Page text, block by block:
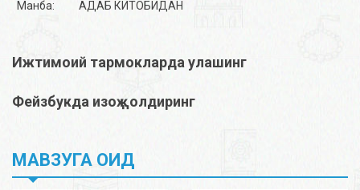
Манба: АДАБ КИТОБИДАН
Ижтимоий тармокларда улашинг
Фейзбукда изоҳ қолдиринг
МАВЗУГА ОИД